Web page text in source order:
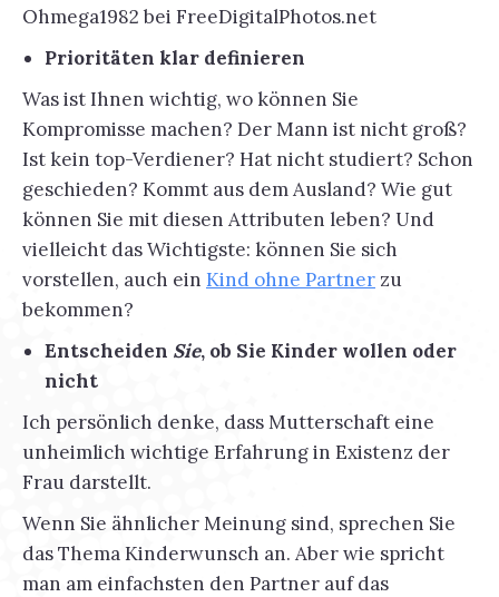
Ohmega1982 bei FreeDigitalPhotos.net
Prioritäten klar definieren
Was ist Ihnen wichtig, wo können Sie
Kompromisse machen? Der Mann ist nicht groß?
Ist kein top-Verdiener? Hat nicht studiert? Schon
geschieden? Kommt aus dem Ausland? Wie gut
können Sie mit diesen Attributen leben? Und
vielleicht das Wichtigste: können Sie sich
vorstellen, auch ein Kind ohne Partner zu
bekommen?
Entscheiden Sie, ob Sie Kinder wollen oder
nicht
Ich persönlich denke, dass Mutterschaft eine
unheimlich wichtige Erfahrung in Existenz der
Frau darstellt.
Wenn Sie ähnlicher Meinung sind, sprechen Sie
das Thema Kinderwunsch an. Aber wie spricht
man am einfachsten den Partner auf das